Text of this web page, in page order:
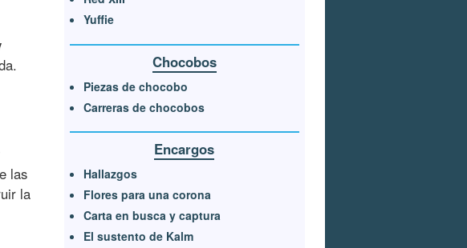
las
la
Yuffie
Chocobos
Piezas de chocobo
Carreras de chocobos
Encargos
Hallazgos
Flores para una corona
Carta en busca y captura
El sustento de Kalm